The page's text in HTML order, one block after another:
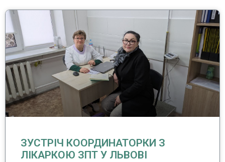
ЗУСТРІЧ КООРДИНАТОРКИ З
ЛІКАРКОЮ ЗПТ У ЛЬВОВІ